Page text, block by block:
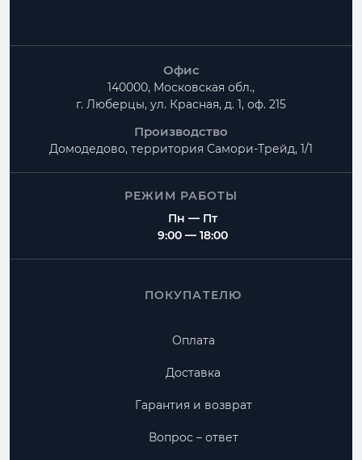
Офис
140000, Московская обл.,
г. Люберцы, ул. Красная, д. 1, оф. 215
Производство
Домодедово, территория Самори-Трейд, 1/1
РЕЖИМ РАБОТЫ
Пн — Пт
9:00 — 18:00
ПОКУПАТЕЛЮ
Оплата
Доставка
Гарантия и возврат
Вопрос – ответ